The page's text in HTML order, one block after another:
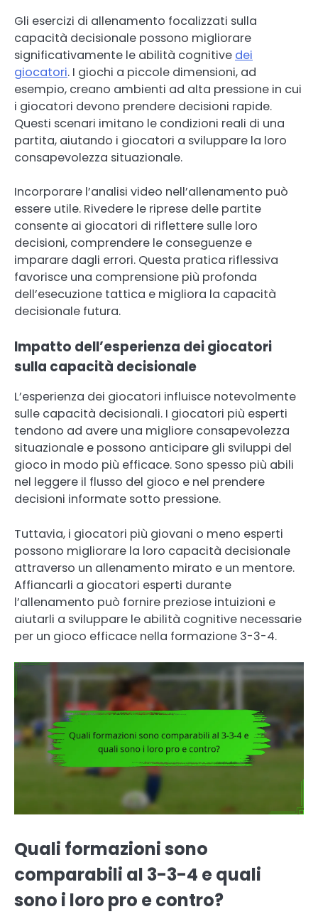
Gli esercizi di allenamento focalizzati sulla
capacità decisionale possono migliorare
significativamente le abilità cognitive dei
giocatori. I giochi a piccole dimensioni, ad
esempio, creano ambienti ad alta pressione in cui
i giocatori devono prendere decisioni rapide.
Questi scenari imitano le condizioni reali di una
partita, aiutando i giocatori a sviluppare la loro
consapevolezza situazionale.
Incorporare l’analisi video nell’allenamento può
essere utile. Rivedere le riprese delle partite
consente ai giocatori di riflettere sulle loro
decisioni, comprendere le conseguenze e
imparare dagli errori. Questa pratica riflessiva
favorisce una comprensione più profonda
dell’esecuzione tattica e migliora la capacità
decisionale futura.
Impatto dell’esperienza dei giocatori
sulla capacità decisionale
L’esperienza dei giocatori influisce notevolmente
sulle capacità decisionali. I giocatori più esperti
tendono ad avere una migliore consapevolezza
situazionale e possono anticipare gli sviluppi del
gioco in modo più efficace. Sono spesso più abili
nel leggere il flusso del gioco e nel prendere
decisioni informate sotto pressione.
Tuttavia, i giocatori più giovani o meno esperti
possono migliorare la loro capacità decisionale
attraverso un allenamento mirato e un mentore.
Affiancarli a giocatori esperti durante
l’allenamento può fornire preziose intuizioni e
aiutarli a sviluppare le abilità cognitive necessarie
per un gioco efficace nella formazione 3-3-4.
Quali formazioni sono
comparabili al 3-3-4 e quali
sono i loro pro e contro?